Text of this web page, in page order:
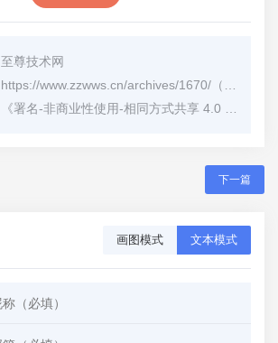
至尊技术网
https://www.zzwws.cn/archives/1670/ （转载时请注明本文出处及文章链接）
《署名-非商业性使用-相同方式共享 4.0 国际 (CC BY-NC-SA 4.0)
下一篇
画图模式 文本模式